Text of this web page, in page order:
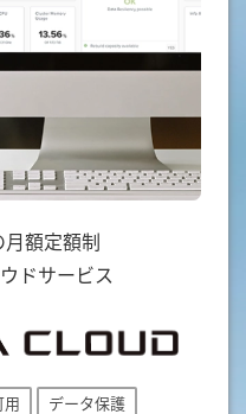
額定額制
ドサービス
用 データ保護